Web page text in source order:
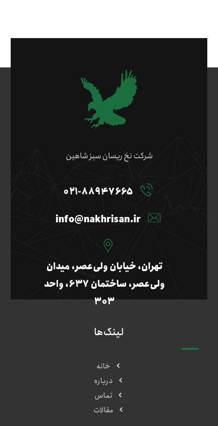
شرکت نخ ریسان سبز شاهین
۰۲۱-۸۸۹۴۷۶۶۵
info@nakhrisan.ir
تهران، خیابان ولی‌عصر، میدان
ولی‌عصر، ساختمان ۶۳۷، واحد
۳۰۳
لینک‌ها
خانه
درباره
تماس
مقالات